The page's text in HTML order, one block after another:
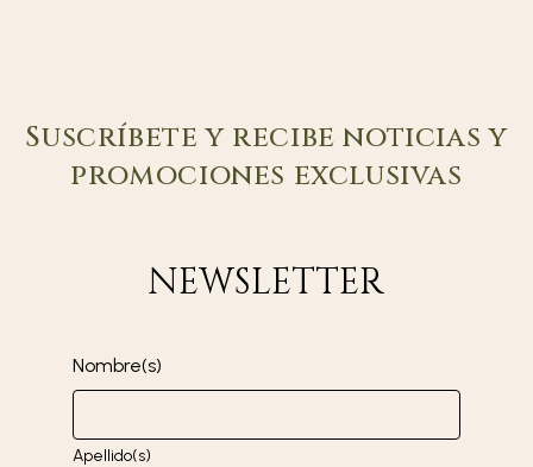
Suscríbete y recibe noticias y
promociones exclusivas
NEWSLETTER
Nombre(s)
Apellido(s)